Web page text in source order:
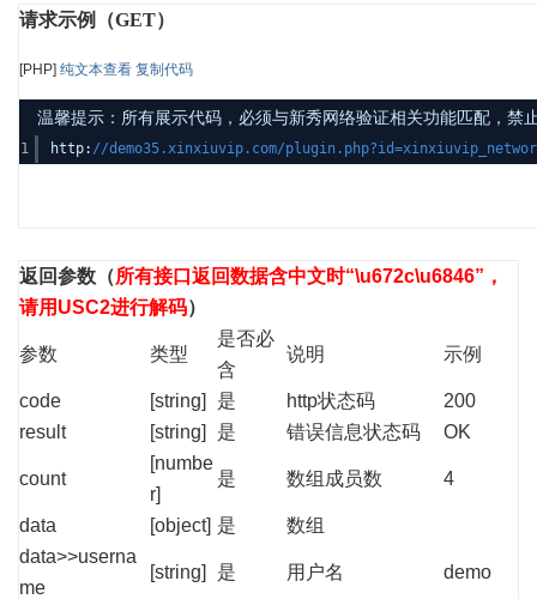
请求示例（GET）
[PHP] 纯文本查看 复制代码
温馨提示：所有展示代码，必须与新秀网络验证相关功能匹配，
1 http: //demo35.xinxiuvip.com/
返回参数 （所有接口返回数据含中文时“\u672c\u6846”，
请用USC2进行解码）
参数 类型
是否必
含
说明 示例
code [string] 是 http状态码
200
result
[string] 是 错误信息状态码 OK
count
[numbe
r]
是 数组成员数 4
data [object] 是
数组
data>>userna
me
[string] 是 用户名 demo